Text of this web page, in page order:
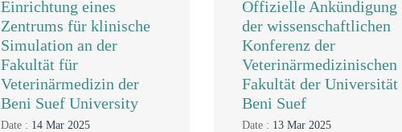
Einrichtung eines
Zentrums für klinische
Simulation an der
Fakultät für
Veterinärmedizin der
Beni Suef University
Date : 14 Mar 2025
Offizielle Ankündigung
der wissenschaftlichen
Konferenz der
Veterinärmedizinischen
Fakultät der Universität
Beni Suef
Date : 13 Mar 2025